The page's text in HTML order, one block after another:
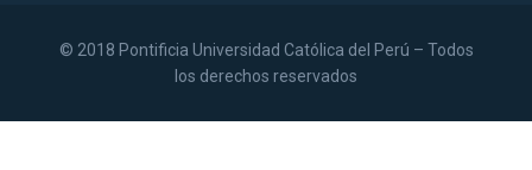
© 2018 Pontificia Universidad Católica del Perú – Todos
los derechos reservados